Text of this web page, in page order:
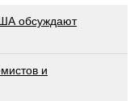
обсуждают
и